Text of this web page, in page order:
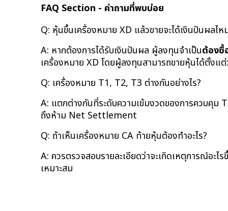
FAQ Section - คำถามที่พบบ่อย
Q: หุ้นขึ้นเครื่องหมาย XD แล้วขายจะได้เงินปันผลไห
A: หากต้องการได้รับเงินปันผล ผู้ลงทุนจำเป็นต้องซื้
เครื่องหมาย XD โดยผู้ลงทุนสามารถขายหุ้นได้ตั้งแ
Q: เครื่องหมาย T1, T2, T3 ต่างกันอย่างไร?
A: แตกต่างกันที่ระดับความเข้มงวดของการควบคุ
ถึงห้าม Net Settlement
Q: ถ้าเห็นเครื่องหมาย CA ท้ายหุ้นต้องทำอะไร?
A: ควรตรวจสอบรายละเอียดว่าจะเกิดเหตุการณ์อ
เหมาะสม